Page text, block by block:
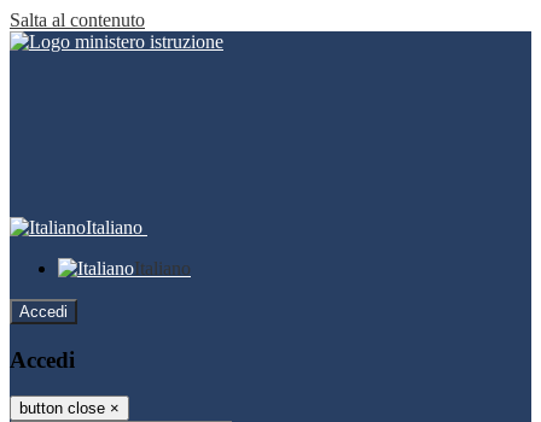
Salta al contenuto
Italiano
Italiano
Accedi
Accedi
button close ×